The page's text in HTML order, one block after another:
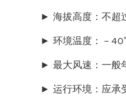
不超过
－40℃～＋
年份小于15m/s
风、沙、雨、雪的